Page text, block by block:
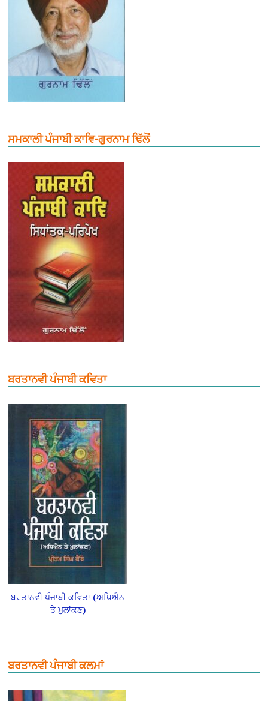
ਸਮਕਾਲੀ ਪੰਜਾਬੀ ਕਾਵਿ-ਗੁਰਨਾਮ ਢਿੱਲੋਂ
ਬਰਤਾਨਵੀ ਪੰਜਾਬੀ ਕਵਿਤਾ
ਬਰਤਾਨਵੀ ਪੰਜਾਬੀ ਕਵਿਤਾ (ਅਧਿਐਨ
ਤੇ ਮੁਲਾਂਕਣ)
ਬਰਤਾਨਵੀ ਪੰਜਾਬੀ ਕਲਮਾਂ